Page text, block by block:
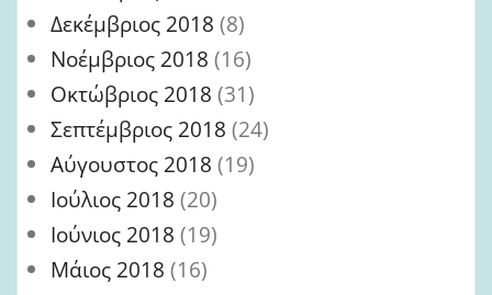
Δεκέμβριος 2018 (8)
Νοέμβριος 2018 (16)
Οκτώβριος 2018 (31)
Σεπτέμβριος 2018 (24)
Αύγουστος 2018 (19)
Ιούλιος 2018 (20)
Ιούνιος 2018 (19)
Μάιος 2018 (16)